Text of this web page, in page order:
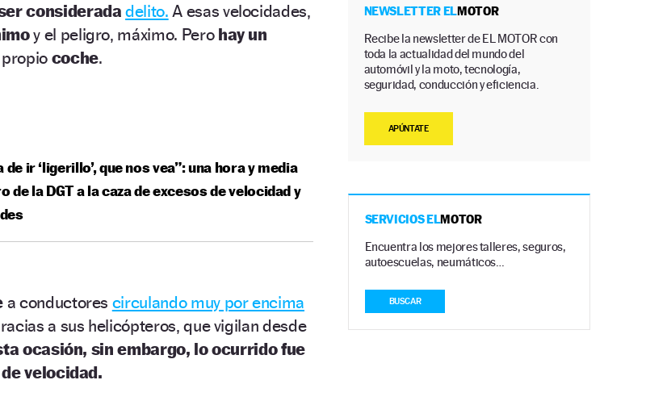
consideradadelito. A esas velocidades,
y el peligro, máximo. Pero hay un
propiocoche.
ir ‘ligerillo’, que nos vea”: una hora y media
de la DGT a la caza de excesos de velocidad y
a conductores circulando muy por encima
a sus helicópteros, que vigilan desde
ocasión, sin embargo, lo ocurrido fue
velocidad.
NEWSLETTER ELMOTOR
Recibe la newsletter de EL MOTOR con
toda la actualidad del mundo del
automóvil y la moto, tecnología,
seguridad, conducción y eficiencia.
APÚNTATE
SERVICIOS ELMOTOR
Encuentra los mejores talleres, seguros,
autoescuelas, neumáticos…
BUSCAR